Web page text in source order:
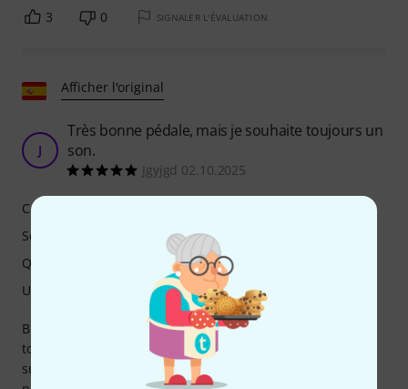
3 0 SIGNALER L'ÉVALUATION
Afficher l'original
J
Très bonne pédale, mais je souhaite toujours un
son.
Jgyjgd 02.10.2025
Bien que le potentiomètre de tonalité des basses soit
toujours utilisable, un potentiomètre de tonalité
supplémentaire serait un plus. Plus on ajoute de basses,
Caractéristiques
Son
Qualité de fabrication
Utilisation